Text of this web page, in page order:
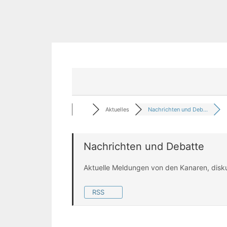
Aktuelles Nachrichten und Deb...
Nachrichten und Debatte
Aktuelle Meldungen von den Kanaren,
RSS